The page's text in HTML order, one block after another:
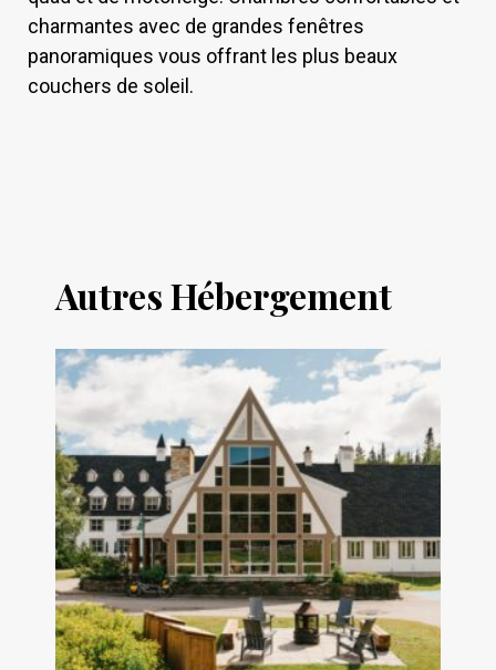
charmantes avec de grandes fenêtres
panoramiques vous offrant les plus beaux
couchers de soleil.
Autres Hébergement